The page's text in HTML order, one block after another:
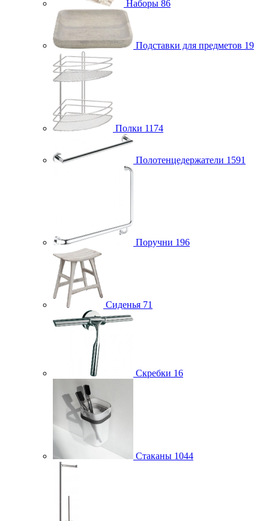
Наборы 86
Подставки для предметов 19
Полки 1174
Полотенцедержатели 1591
Поручни 196
Сиденья 71
Скребки 16
Стаканы 1044